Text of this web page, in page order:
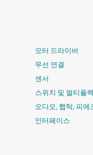
모터 드라이버
무선 연결
센서
스위치 및 멀티플
오디오, 햅틱, 피에
인터페이스